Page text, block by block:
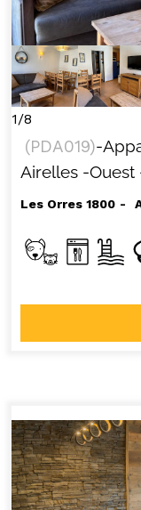
1/8
(PDA019)-
Airelles -Ouest
Les Orres 1800